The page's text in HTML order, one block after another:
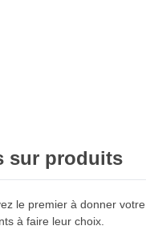
sur produits
le premier à donner
à faire leur choix.